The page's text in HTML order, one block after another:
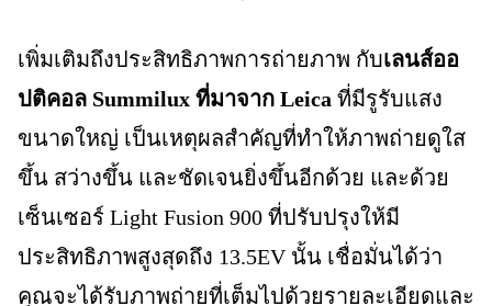
เพิ่มเติมถึงประสิทธิภาพการถ่ายภาพ กับเลนส์ออ
ปติคอล Summilux ที่มาจาก Leica ที่มีรูรับแสง
ขนาดใหญ่ เป็นเหตุผลสำคัญที่ทำให้ภาพถ่ายดูใส
ขึ้น สว่างขึ้น และชัดเจนยิ่งขึ้นอีกด้วย และด้วย
เซ็นเซอร์ Light Fusion 900 ที่ปรับปรุงให้มี
ประสิทธิภาพสูงสุดถึง 13.5EV นั้น เชื่อมั่นได้ว่า
คุณจะได้รับภาพถ่ายที่เต็มไปด้วยรายละเอียดและ